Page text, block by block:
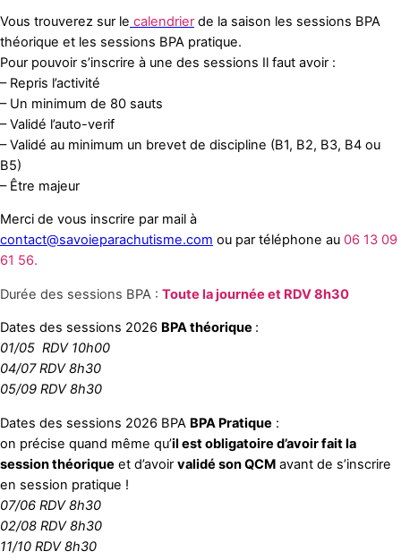
Vous trouverez sur le calendrier de la saison les sessions BPA
théorique et les sessions BPA pratique.
Pour pouvoir s’inscrire à une des sessions Il faut avoir :
– Repris l’activité
– Un minimum de 80 sauts
– Validé l’auto-verif
– Validé au minimum un brevet de discipline (B1, B2, B3, B4 ou
B5)
– Être majeur
Merci de vous inscrire par mail à
contact@savoieparachutisme.com ou par téléphone au 06 13 09
61 56.
Durée des sessions BPA : Toute la journée et RDV 8h30
Dates des sessions 2026 BPA théorique :
01/05 RDV 10h00
04/07 RDV 8h30
05/09 RDV 8h30
Dates des sessions 2026 BPA BPA Pratique :
on précise quand même qu’il est obligatoire d’avoir fait la
session théorique et d’avoir validé son QCM avant de s’inscrire
en session pratique !
07/06 RDV 8h30
02/08 RDV 8h30
11/10 RDV 8h30